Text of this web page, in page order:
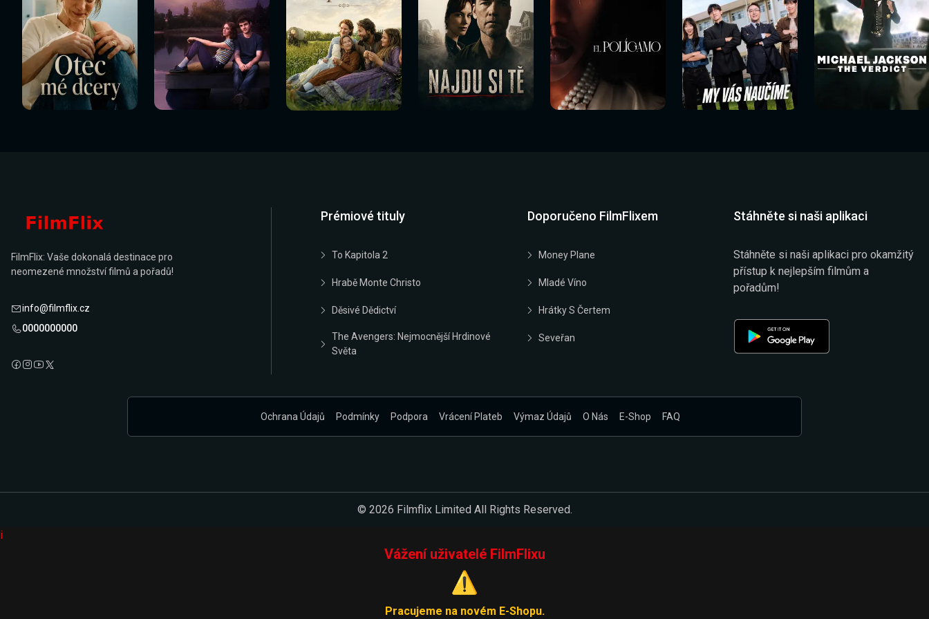
FilmFlix: Vaše dokonalá destinace pro
neomezené množství filmů a pořadů!
info@filmflix.cz
0000000000
Prémiové tituly
To Kapitola 2
Hrabě Monte Christo
Děsivé Dědictví
The Avengers: Nejmocnější Hrdinové
Světa
Doporučeno FilmFlixem
Money Plane
Mladé Víno
Hrátky S Čertem
Seveřan
Stáhněte si naši aplikaci
Stáhněte si naši aplikaci pro okamžitý
přístup k nejlepším filmům a
pořadům!
Ochrana Údajů Podmínky Podpora Vrácení Plateb Výmaz Údajů O Nás E-Shop FAQ
© 2026 Filmflix Limited All Rights Reserved.
i
Vážení uživatelé FilmFlixu
⚠️
Pracujeme na novém E-Shopu.